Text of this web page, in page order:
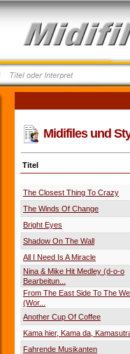
Midifiles und
Titel
The Closest Thing To Crazy
The Winds Of Change
Bright Eyes
Shadow On The Wall
All I Need Is A Miracle
Nina & Mike Hit Medley (d-o-o
Bearbeitun...
From The East Side To The
(Wor...
Another Cup Of Coffee
Kama hier, Kama da,
Fahrende Musikanten